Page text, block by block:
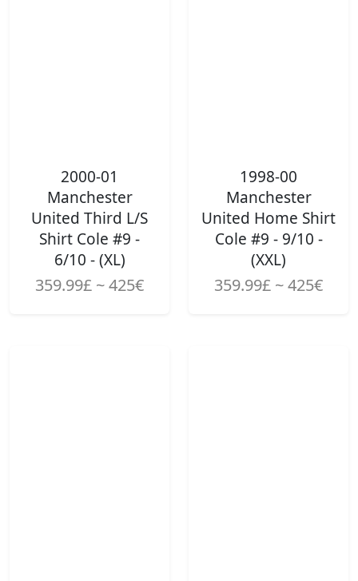
2000-01
Manchester
United Third L/S
Shirt Cole #9 -
6/10 - (XL)
359.99£ ~ 425€
1998-00
Manchester
United Home Shirt
Cole #9 - 9/10 -
(XXL)
359.99£ ~ 425€